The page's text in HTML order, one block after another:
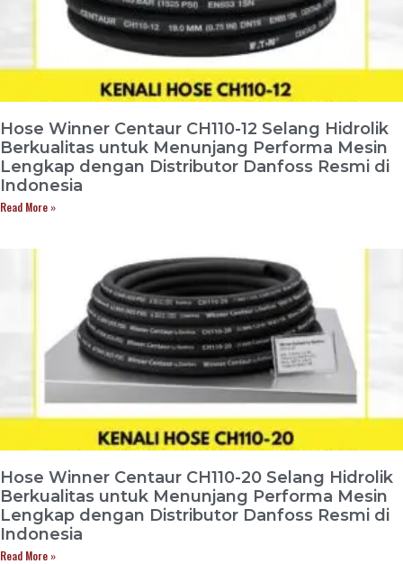
Hose Winner Centaur CH110-12 Selang Hidrolik
Berkualitas untuk Menunjang Performa Mesin
Lengkap dengan Distributor Danfoss Resmi di
Indonesia
Read More »
Hose Winner Centaur CH110-20 Selang Hidrolik
Berkualitas untuk Menunjang Performa Mesin
Lengkap dengan Distributor Danfoss Resmi di
Indonesia
Read More »